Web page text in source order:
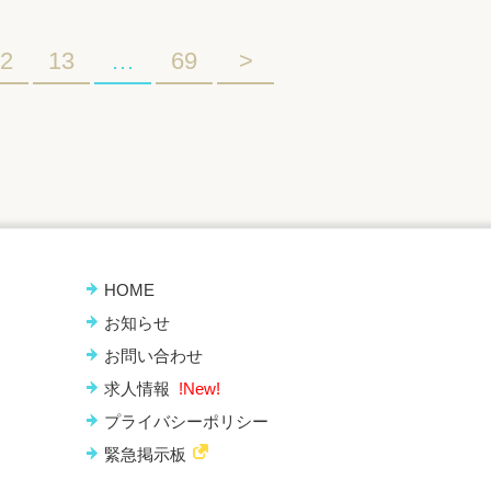
13 … 69 >
HOME
お知らせ
お問い合わせ
求人情報 !New!
プライバシーポリシー
緊急掲示板